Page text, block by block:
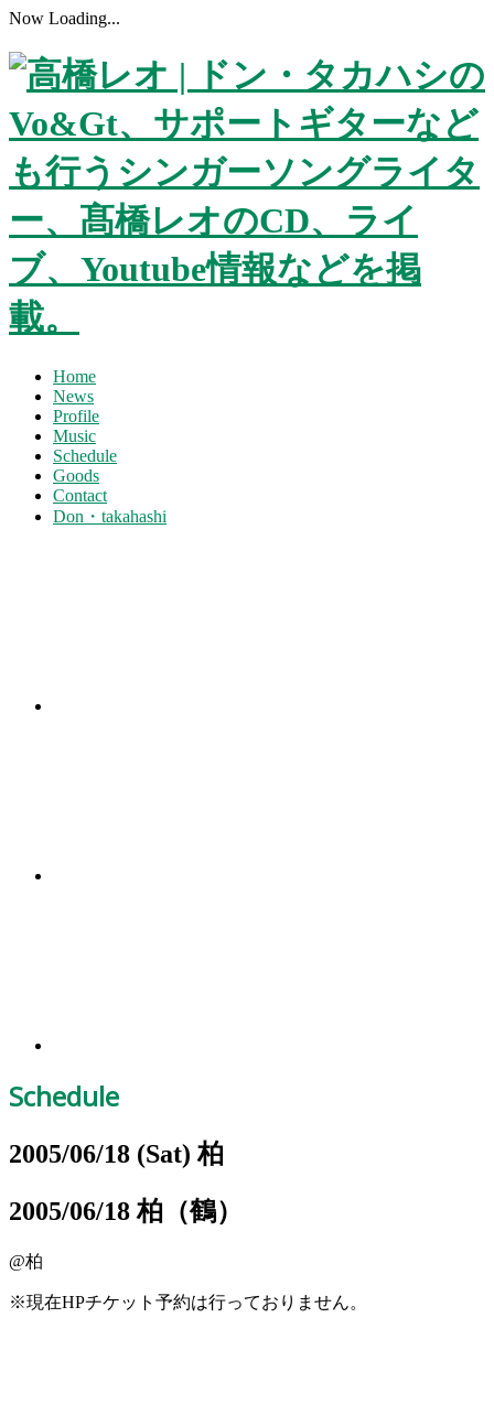
Now Loading...
Home
News
Profile
Music
Schedule
Goods
Contact
Don・takahashi
Schedule
2005/06/18 (Sat) 柏
2005/06/18 柏（鶴）
@柏
※現在HPチケット予約は行っておりません。